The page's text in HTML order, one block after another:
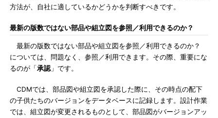
方法が、自社に適しているかどうかを判断すべきです。
最新の版数ではない部品や組立図を参照／利用できるのか？
最新の版数ではない部品や組立図を参照／利用できるのか？
については、問題なく、参照／利用できます。その際、重要にな
るのが「承認 」です。
CDMでは、部品図や組立図を承認した際に、その時点の配下
の子供たちのバージョンをデータベースに記録します。設計作業
では、組立図が変更されるものとして、部品図がバージョンアッ